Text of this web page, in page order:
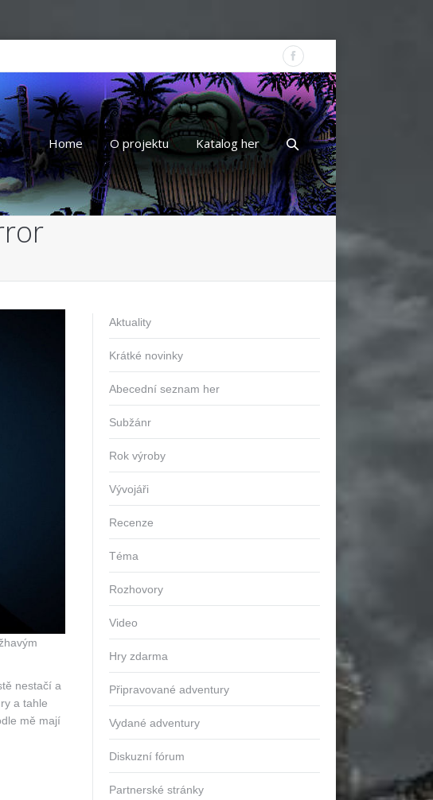
Home O projektu Katalog her
nestačí a
a tahle
mě mají
Aktuality
Krátké novinky
Abecední seznam her
Subžánr
Rok výroby
Vývojáři
Recenze
Téma
Rozhovory
Video
Hry zdarma
Připravované adventury
Vydané adventury
Diskuzní fórum
Partnerské stránky